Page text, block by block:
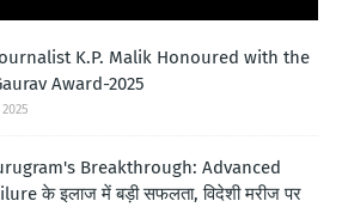
K.P. Malik Honoured with the
Award-2025
2025
Breakthrough: Advanced
के इलाज में बड़ी सफलता, विदेशी मरीज पर